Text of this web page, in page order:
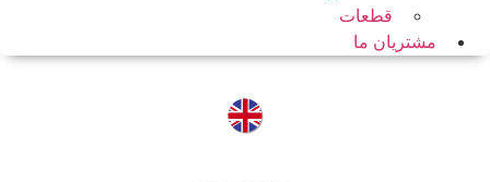
قطعات
مشتریان ما